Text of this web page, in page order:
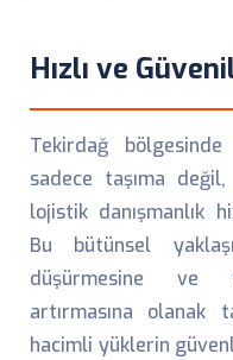
Hızlı ve
Tekirdağ bölgesinde
sadece taşıma
lojistik danışmanlık
Bu bütünsel
düşürmesine ve
artırmasına olanak
hacimli yüklerin